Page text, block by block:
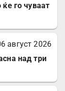
ќе го чуваат
август 2026
над три